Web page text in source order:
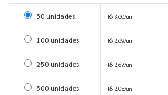
Selecionar 50 unidades
50 unidades R$ 3,60/un
Selecionar 100 unidades
100 unidades R$ 2,69/un
Selecionar 250 unidades
250 unidades R$ 2,67/un
Selecionar 500 unidades
500 unidades R$ 2,05/un